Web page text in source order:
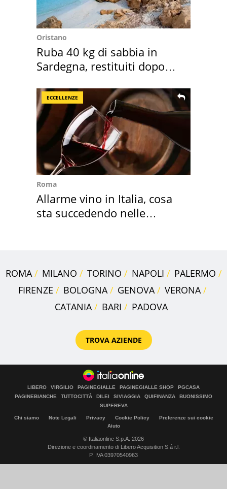
Oristano
Ruba 40 kg di sabbia in
Sardegna, restituiti dopo
ECCELLENZE
Roma
Allarme vino in Italia, cosa
sta succedendo nelle
ROMA MILANO TORINO NAPOLI
PALERMO
FIRENZE
BOLOGNA GENOVA
VERONA
CATANIA
BARI PADOVA
TROVA AZIENDE
LIBERO VIRGILIO PAGINEGIALLE PAGINEGIALLE SHOP
PGCASA
PAGINEBIANCHE
TUTTOCITTÀ DILEI SIVIAGGIA QUIFINANZA
BUONISSIMO
SUPEREVA
Chi siamo Note Legali Privacy Cookie Policy
Preferenze sui cookie
Aiuto
© Italiaonline S.p.A. 2026
Direzione e coordinamento di Libero Acquisition S.á r.l.
P. IVA 03970540963